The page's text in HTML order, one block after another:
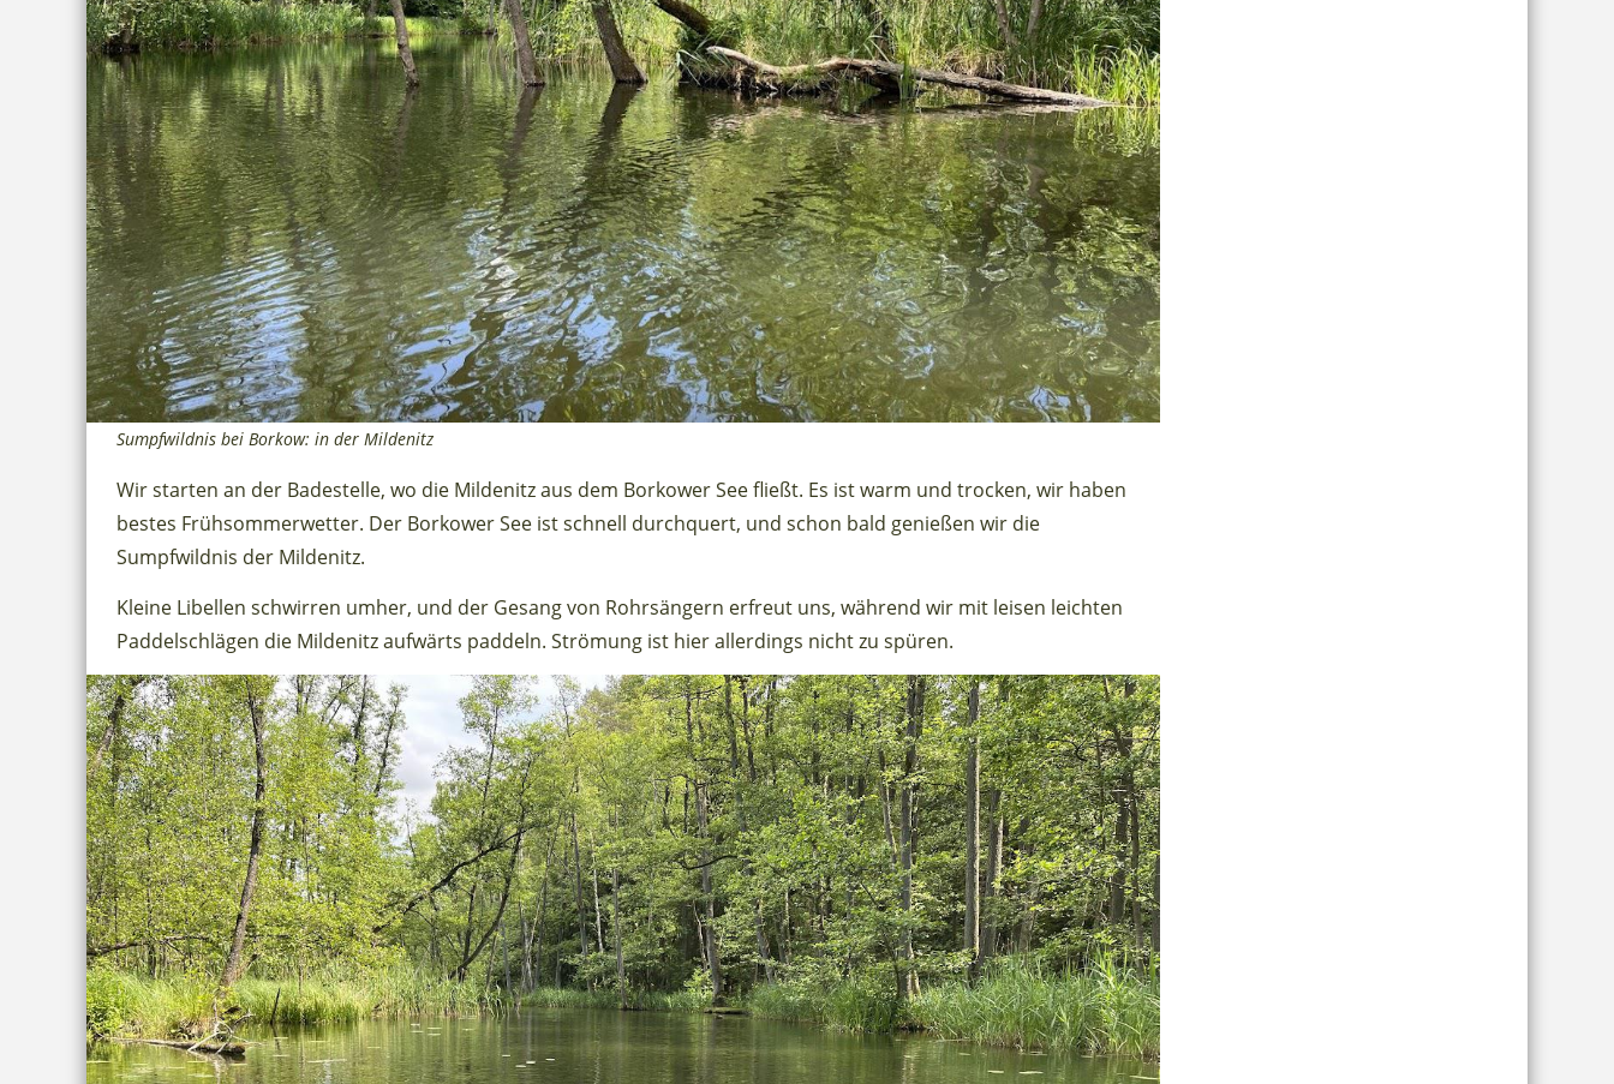
Sumpfwildnis bei Borkow: in der Mildenitz
Wir starten an der Badestelle, wo die Mildenitz aus dem Borkower See fließt. Es ist warm und trocken, wir haben
bestes Frühsommerwetter. Der Borkower See ist schnell durchquert, und schon bald genießen wir die
Sumpfwildnis der Mildenitz.
Kleine Libellen schwirren umher, und der Gesang von Rohrsängern erfreut uns, während wir mit leisen leichten
Paddelschlägen die Mildenitz aufwärts paddeln. Strömung ist hier allerdings nicht zu spüren.